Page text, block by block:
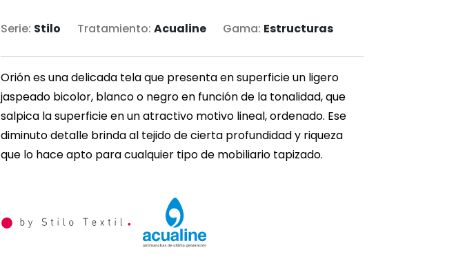
Serie: Stilo Tratamiento: Acualine Gama: Estructuras
Orión es una delicada tela que presenta en superficie un ligero
jaspeado bicolor, blanco o negro en función de la tonalidad, que
salpica la superficie en un atractivo motivo lineal, ordenado. Ese
diminuto detalle brinda al tejido de cierta profundidad y riqueza
que lo hace apto para cualquier tipo de mobiliario tapizado.